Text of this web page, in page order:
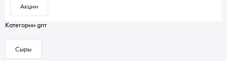
Акции
Категории grrr
Сыры